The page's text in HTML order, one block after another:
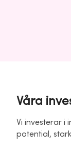
Våra
Vi investerar i
potential,